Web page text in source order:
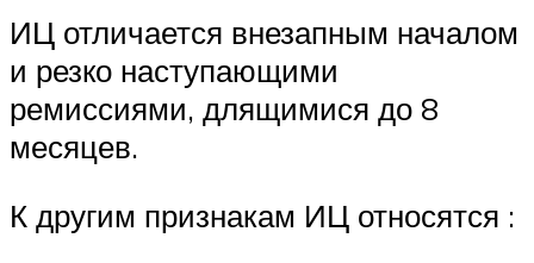
ИЦ отличается внезапным началом
и резко наступающими
ремиссиями, длящимися до 8
месяцев.
К другим признакам ИЦ относятся :